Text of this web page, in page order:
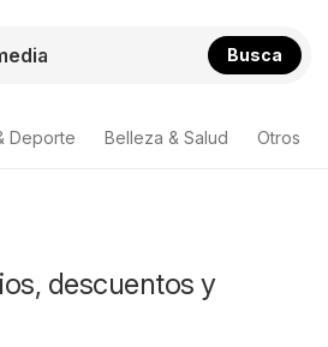
Busca
Deporte Belleza & Salud Otros
descuentos y